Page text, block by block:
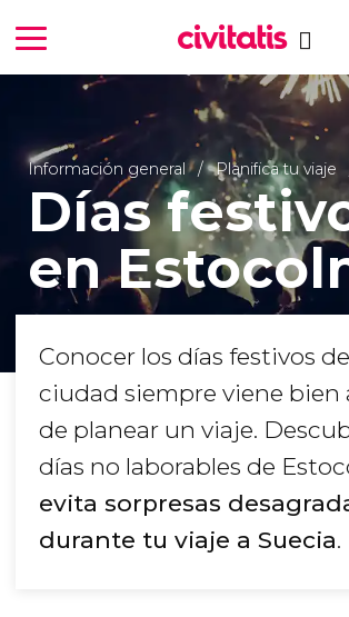
Información general Planifica tu viaje
Días
en
Conocer los días festivos
ciudad siempre viene bien
de planear un viaje.
días no laborables de
evita sorpresas
durante tu viaje a Suecia.